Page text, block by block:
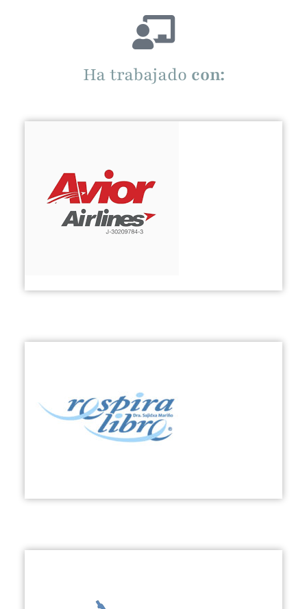
Ha trabajado con: